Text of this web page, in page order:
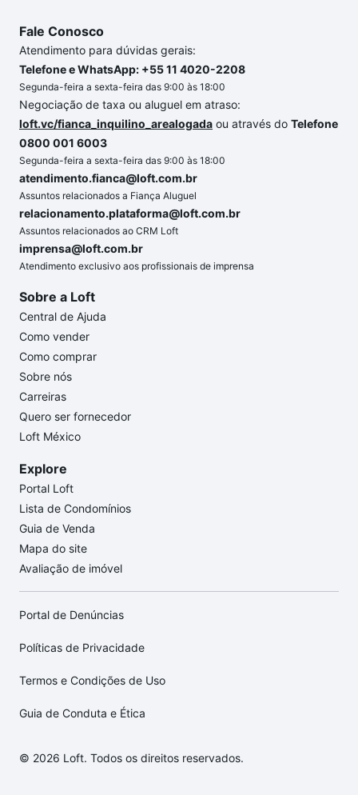
Fale Conosco
Atendimento para dúvidas gerais:
Telefone e WhatsApp: +55 11 4020-2208
Segunda-feira a sexta-feira das 9:00 às 18:00
Negociação de taxa ou aluguel em atraso:
loft.vc/fianca_inquilino_arealogada ou através do Telefone
0800 001 6003
Segunda-feira a sexta-feira das 9:00 às 18:00
atendimento.fianca@loft.com.br
Assuntos relacionados a Fiança Aluguel
relacionamento.plataforma@loft.com.br
Assuntos relacionados ao CRM Loft
imprensa@loft.com.br
Atendimento exclusivo aos profissionais de imprensa
Sobre a Loft
Central de Ajuda
Como vender
Como comprar
Sobre nós
Carreiras
Quero ser fornecedor
Loft México
Explore
Portal Loft
Lista de Condomínios
Guia de Venda
Mapa do site
Avaliação de imóvel
Portal de Denúncias
Políticas de Privacidade
Termos e Condições de Uso
Guia de Conduta e Ética
© 2026 Loft. Todos os direitos reservados.